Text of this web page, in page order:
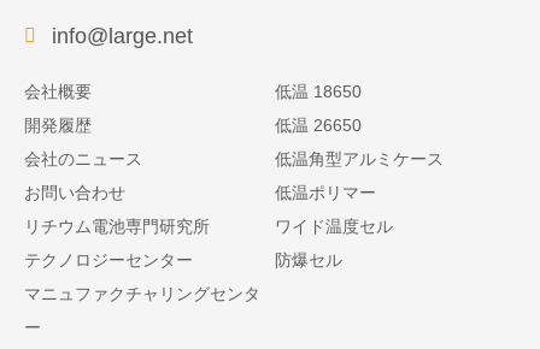
info@large.net
会社概要
開発履歴
会社のニュース
お問い合わせ
リチウム電池専門研究所
テクノロジーセンター
マニュファクチャリングセンタ
ー
低温 18650
低温 26650
低温角型アルミケース
低温ポリマー
ワイド温度セル
防爆セル